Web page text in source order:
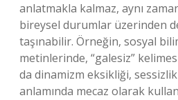
anlatmakla kalmaz, aynı
bireysel durumlar üzerinden
taşınabilir. Örneğin, sosyal
metinlerinde, “galesiz”
da dinamizm eksikliği,
anlamında mecaz olarak